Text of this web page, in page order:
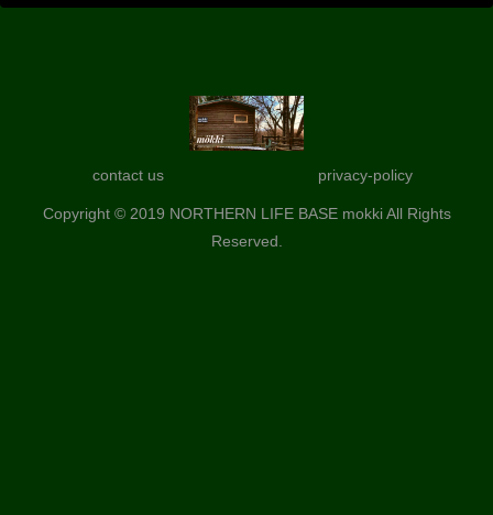
contact us privacy-policy
Copyright © 2019 NORTHERN LIFE BASE mokki All Rights
Reserved.